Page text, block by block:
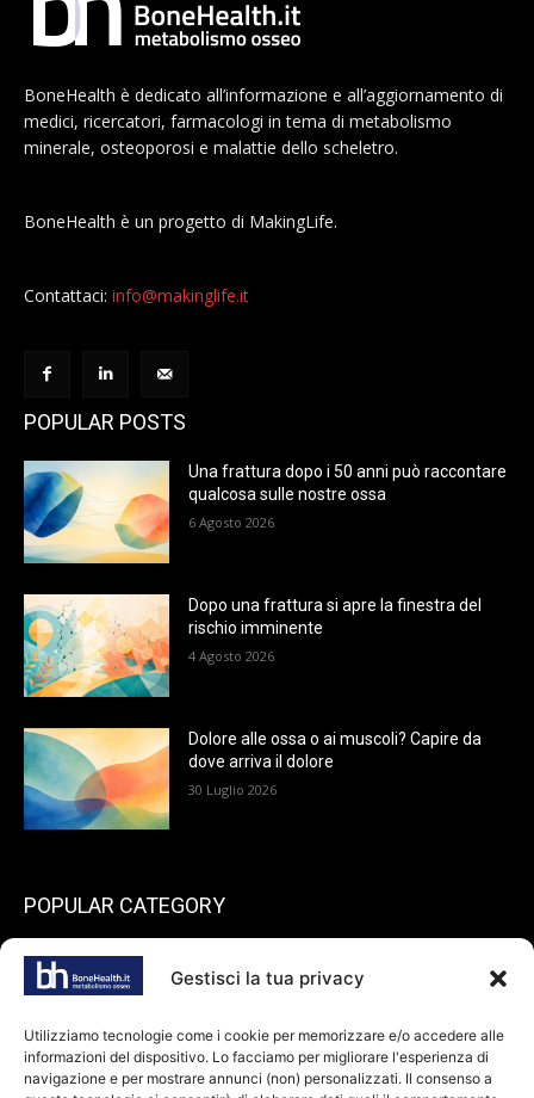
Gestisci la tua privacy
Utilizziamo tecnologie come i cookie per memorizzare e/o accedere alle
informazioni del dispositivo. Lo facciamo per migliorare l'esperienza di
navigazione e per mostrare annunci (non) personalizzati. Il consenso a
BoneHealth è dedicato all’informazione e all’aggiornamento di
medici, ricercatori, farmacologi in tema di metabolismo
minerale, osteoporosi e malattie dello scheletro.
BoneHealth è un progetto di MakingLife.
Contattaci: info@makinglife.it
POPULAR POSTS
Una frattura dopo i 50 anni può raccontare
qualcosa sulle nostre ossa
6 Agosto 2026
Dopo una frattura si apre la finestra del
rischio imminente
4 Agosto 2026
Dolore alle ossa o ai muscoli? Capire da
dove arriva il dolore
30 Luglio 2026
POPULAR CATEGORY
endocrinologia
Spazio pazienti
73
reumatologia
45
ortopedia
40